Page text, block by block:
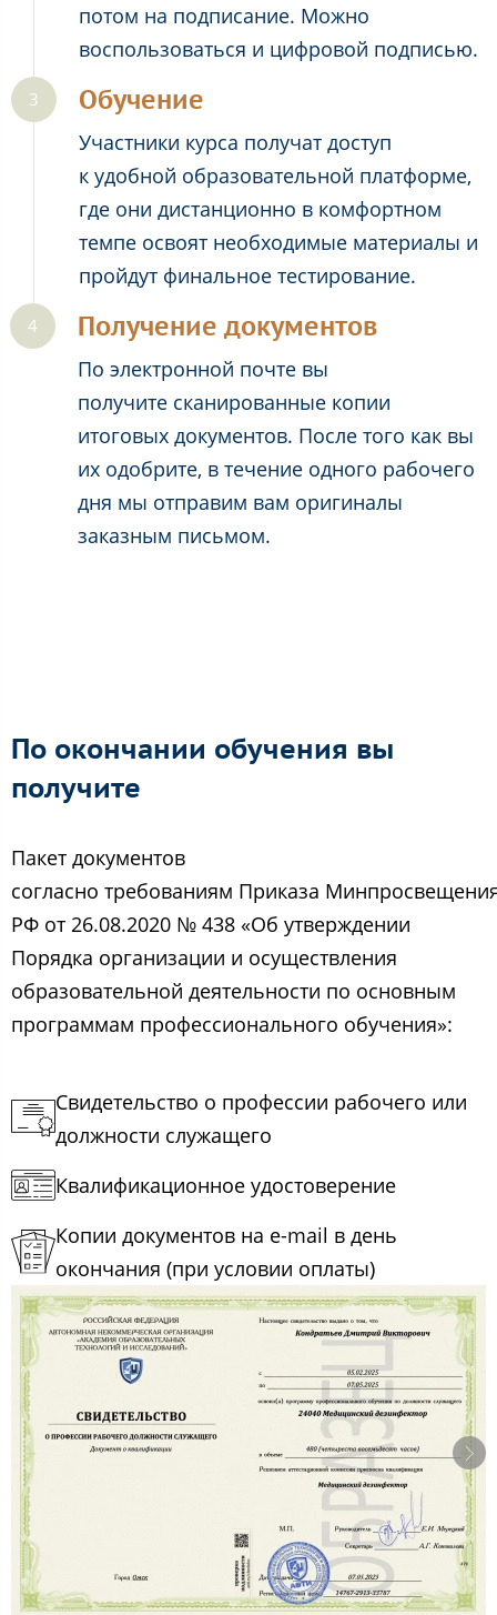
потом на подписание. Можно
воспользоваться и цифровой подписью.
Обучение
Участники курса получат доступ
к удобной образовательной платформе,
где они дистанционно в комфортном
темпе освоят необходимые материалы и
пройдут финальное тестирование.
Получение документов
По электронной почте вы
получите сканированные копии
итоговых документов. После того как вы
их одобрите, в течение одного рабочего
дня мы отправим вам оригиналы
заказным письмом.
По окончании обучения вы
получите
Пакет документов
согласно требованиям Приказа
РФ от 26.08.2020 № 438 «Об утверждении
Порядка организации и осуществления
образовательной деятельности по основным
программам профессионального обучения»:
Свидетельство о профессии рабочего или
должности служащего
Квалификационное удостоверение
Копии документов на e-mail в день
окончания (при условии оплаты)